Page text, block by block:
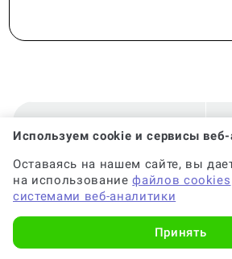
🟢 Консультант:
🟢 Гарантия на консультацию: До
Используем cookie и сервисы
Оставаясь на нашем сайте, вы
на использованиефайлов cookies
системами веб-аналитики
Принять